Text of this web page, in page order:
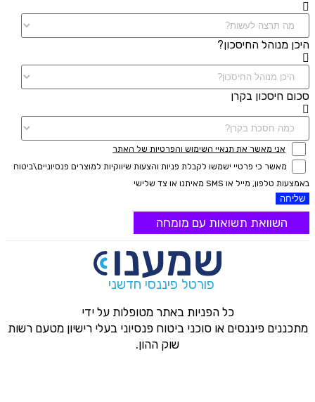
היכן מנוהל החיסכון?
סכום חיסכון בקרן
אני מאשר את תנאיי השימוש והפרטיות של האתר
מאשר כי פרטיי ישמשו לקבלת פניות והצעות שיווקיות למוצרים פנסיוניים\ביטוח
באמצעות טלפון, מייל או SMS מאיתנו או צד שלישי
שליחה
השוואת תשואות עם מומחה
פורטל פיננסי חדשני
כל הפניות באתר מטופלות על ידי
מתכננים פיננסים או סוכני ביטוח פנסיוני בעלי רישיון מטעם רשות
שוק ההון.